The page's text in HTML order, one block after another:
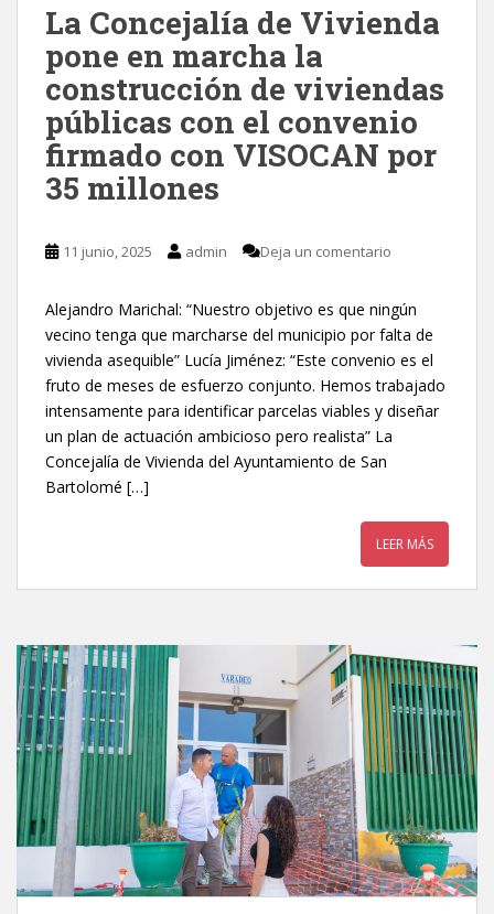
La Concejalía de Vivienda
pone en marcha la
construcción de viviendas
públicas con el convenio
firmado con VISOCAN por
35 millones
11 junio, 2025 admin Deja un comentario
Alejandro Marichal: “Nuestro objetivo es que ningún
vecino tenga que marcharse del municipio por falta de
vivienda asequible” Lucía Jiménez: “Este convenio es el
fruto de meses de esfuerzo conjunto. Hemos trabajado
intensamente para identificar parcelas viables y diseñar
un plan de actuación ambicioso pero realista” La
Concejalía de Vivienda del Ayuntamiento de San
Bartolomé […]
LEER MÁS